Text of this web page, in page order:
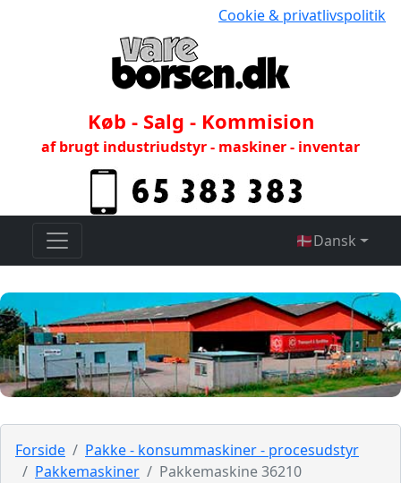
Cookie & privatlivspolitik
Køb - Salg - Kommision
af brugt industriudstyr - maskiner - inventar
🇩🇰Dansk
Forside
Pakke - konsummaskiner - procesudstyr
Pakkemaskiner
Pakkemaskine 36210